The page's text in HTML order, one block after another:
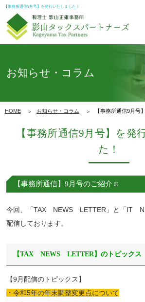
【事務所通信9月号】を発行いたしました！
お知らせ・コラム
HOME お知らせ・コラム 【事務所通信9月号
【事務所通信9月号】を発
た！
【事務所通信】9月号のご紹介☺
今回、「TAX NEWS LETTER」と「IT
配信しております。
【TAX NEWS LETTER】のトピックス
【9月配信のトピックス】
・令和5年の年末調整変更点について